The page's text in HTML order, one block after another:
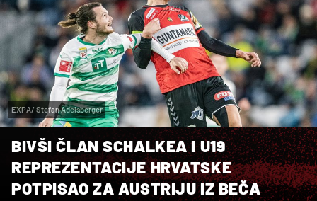
EXPA/ Stefan Adelsberger
BIVŠI ČLAN SCHALKEA I U19
REPREZENTACIJE HRVATSKE
POTPISAO ZA AUSTRIJU IZ BEČA